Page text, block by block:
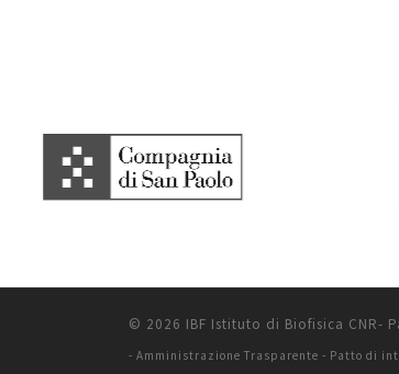
© 2026 IBF Istituto di Biofisica CNR-
- Amministrazione Trasparente - Patto di